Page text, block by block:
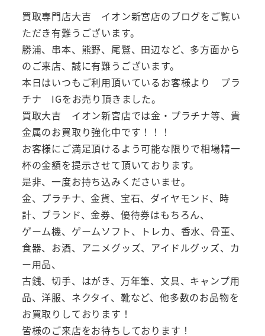
買取専門店大吉 イオン新宮店のブログをご覧い
ただき有難うございます。
勝浦、串本、熊野、尾鷲、田辺など、多方面から
のご来店、誠に有難うございます。
本日はいつもご利用頂いているお客様より プラ
チナ IGをお売り頂きました。
買取大吉 イオン新宮店では金・プラチナ等、貴
金属のお買取り強化中です！！！
お客様にご満足頂けるよう可能な限りで相場精一
杯の金額を提示させて頂いております。
是非、一度お持ち込みくださいませ。
金、プラチナ、金貨、宝石、ダイヤモンド、時
計、ブランド、金券、優待券はもちろん、
ゲーム機、ゲームソフト、トレカ、香水、骨董、
食器、お酒、アニメグッズ、アイドルグッズ、カ
ー用品、
古銭、切手、はがき、万年筆、文具、キャンプ用
品、洋服、ネクタイ、靴など、他多数のお品物を
お買取りしております！
皆様のご来店をお待ちしております！